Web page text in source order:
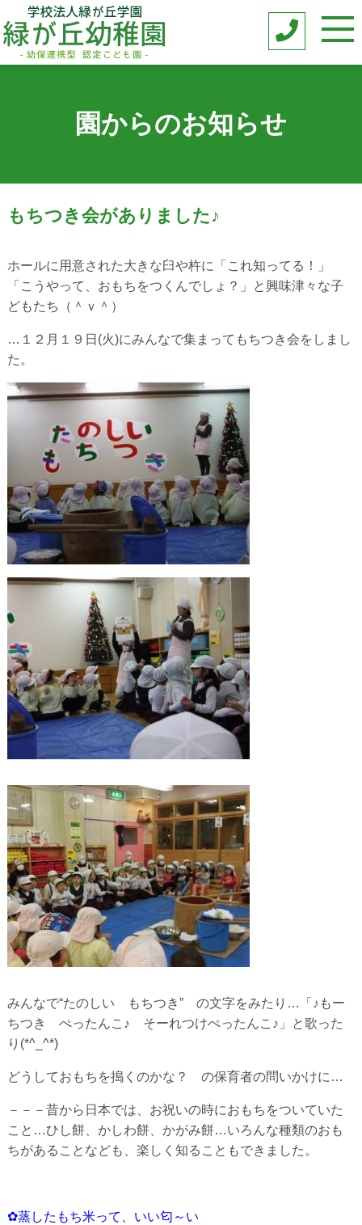
園からのお知らせ
もちつき会がありました♪
ホールに用意された大きな臼や杵に「これ知ってる！」
「こうやって、おもちをつくんでしょ？」と興味津々な子
どもたち（＾ｖ＾）
…１２月１９日(火)にみんなで集まってもちつき会をしまし
た。
みんなで“たのしい もちつき” の文字をみたり…「♪もー
ちつき ぺったんこ♪ そーれつけぺったんこ♪」と歌った
り(*^_^*)
どうしておもちを搗くのかな？ の保育者の問いかけに…
－－－昔から日本では、お祝いの時におもちをついていた
こと…ひし餅、かしわ餅、かがみ餅…いろんな種類のおも
ちがあることなども、楽しく知ることもできました。
✿蒸したもち米って、いい匂～い